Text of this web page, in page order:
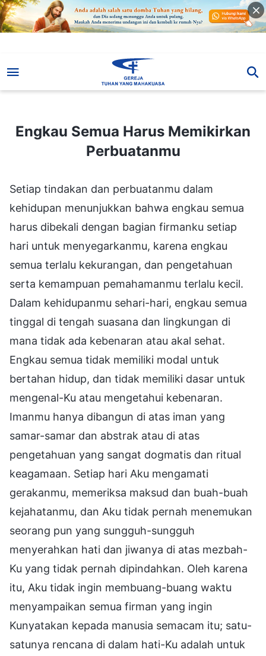
Engkau Semua Harus Memikirkan Perbuatanmu
Engkau Semua Harus Memikirkan
Perbuatanmu
Setiap tindakan dan perbuatanmu dalam
kehidupan menunjukkan bahwa engkau semua
harus dibekali dengan bagian firmanku setiap
hari untuk menyegarkanmu, karena engkau
semua terlalu kekurangan, dan pengetahuan
serta kemampuan pemahamanmu terlalu kecil.
Dalam kehidupanmu sehari-hari, engkau semua
tinggal di tengah suasana dan lingkungan di
mana tidak ada kebenaran atau akal sehat.
Engkau semua tidak memiliki modal untuk
bertahan hidup, dan tidak memiliki dasar untuk
mengenal-Ku atau mengetahui kebenaran.
Imanmu hanya dibangun di atas iman yang
samar-samar dan abstrak atau di atas
pengetahuan yang sangat dogmatis dan ritual
keagamaan. Setiap hari Aku mengamati
gerakanmu, memeriksa maksud dan buah-buah
kejahatanmu, dan Aku tidak pernah menemukan
seorang pun yang sungguh-sungguh
menyerahkan hati dan jiwanya di atas mezbah-
Ku yang tidak pernah dipindahkan. Oleh karena
itu, Aku tidak ingin membuang-buang waktu
menyampaikan semua firman yang ingin
Kunyatakan kepada manusia semacam itu; satu-
satunya rencana di dalam hati-Ku adalah untuk